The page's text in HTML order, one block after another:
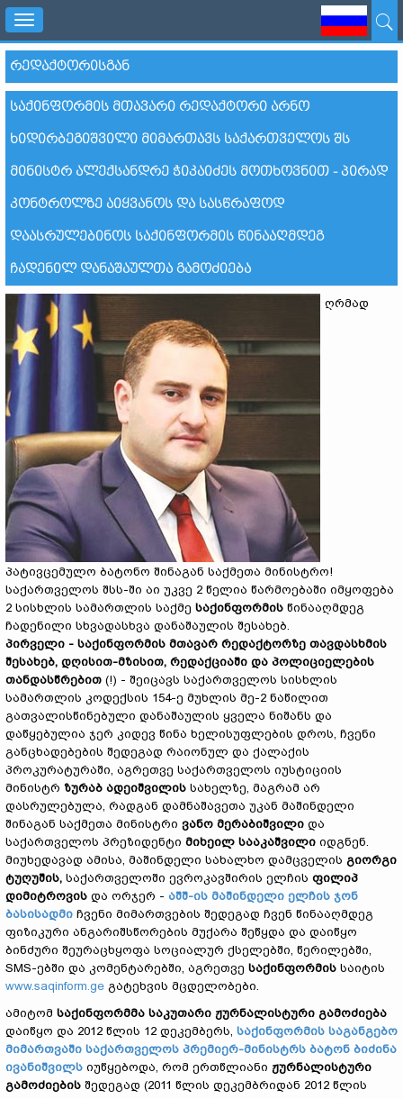
Toggle
navigation
ᲠᲔᲓᲐᲥᲢᲝᲠᲘᲡᲒᲐᲜ
ᲡᲐᲥᲘᲜᲤᲝᲠᲛᲘᲡ ᲛᲗᲐᲕᲐᲠᲘ ᲠᲔᲓᲐᲥᲢᲝᲠᲘ ᲐᲠᲜᲝ
ᲮᲘᲓᲘᲠᲑᲔᲒᲘᲨᲕᲘᲚᲘ ᲛᲘᲛᲐᲠᲗᲐᲕᲡ ᲡᲐᲥᲐᲠᲗᲕᲔᲚᲝᲡ ᲨᲡ
ᲛᲘᲜᲘᲡᲢᲠ ᲐᲚᲔᲥᲡᲐᲜᲓᲠᲔ ᲭᲘᲙᲐᲘᲫᲔᲡ ᲛᲝᲗᲮᲝᲕᲜᲘᲗ - ᲞᲘᲠᲐᲓ
ᲙᲝᲜᲢᲠᲝᲚᲖᲔ ᲐᲘᲧᲕᲐᲜᲝᲡ ᲓᲐ ᲡᲐᲡᲬᲠᲐᲤᲝᲓ
ᲓᲐᲐᲡᲠᲣᲚᲔᲑᲘᲜᲝᲡ ᲡᲐᲥᲘᲜᲤᲝᲠᲛᲘᲡ ᲬᲘᲜᲐᲐᲦᲛᲓᲔᲒ
ᲩᲐᲓᲔᲜᲘᲚ ᲓᲐᲜᲐᲨᲐᲣᲚᲗᲐ ᲒᲐᲛᲝᲫᲘᲔᲑᲐ
ღრმად
პატივცემულო ბატონო შინაგან საქმეთა მინისტრო!
საქართველოს შსს-ში აი უკვე 2 წელია წარმოებაში იმყოფება
2 სისხლის სამართლის საქმე საქინფორმის წინააღმდეგ
ჩადენილი სხვადასხვა დანაშაულის შესახებ.
პირველი - საქინფორმის მთავარ რედაქტორზე თავდასხმის
შესახებ, დღისით-მზისით, რედაქციაში და პოლიციელების
თანდასწრებით (!) - შეიცავს საქართველოს სისხლის
სამართლის კოდექსის 154-ე მუხლის მე-2 ნაწილით
გათვალისწინებული დანაშაულის ყველა ნიშანს და
დაწყებულია ჯერ კიდევ წინა ხელისუფლების დროს, ჩვენი
განცხადებების შედეგად რაიონულ და ქალაქის
პროკურატურაში, აგრეთვე საქართველოს იუსტიციის
მინისტრ ზურაბ ადეიშვილის სახელზე, მაგრამ არ
დასრულებულა, რადგან დამნაშავეთა უკან მაშინდელი
შინაგან საქმეთა მინისტრი ვანო მერაბიშვილი და
საქართველოს პრეზიდენტი მიხეილ სააკაშვილი იდგნენ.
მიუხედავად ამისა, მაშინდელი სახალხო დამცველის გიორგი
ტუღუშის, საქართველოში ევროკავშირის ელჩის ფილიპ
დიმიტროვის და ორჯერ - აშშ-ის მაშინდელი ელჩის ჯონ
ბასისადმი ჩვენი მიმართვების შედეგად ჩვენ წინააღმდეგ
ფიზიკური ანგარიშსწორების მუქარა შეწყდა და დაიწყო
ბინძური შეურაცხყოფა სოციალურ ქსელებში, წერილებში,
SMS-ებში და კომენტარებში, აგრეთვე საქინფორმის საიტის
www.saqinform.ge გატეხვის მცდელობები.
ამიტომ საქინფორმმა საკუთარი ჟურნალისტური გამოძიება
დაიწყო და 2012 წლის 12 დეკემბერს, საქინფორმის საგანგებო
მიმართვაში საქართველოს პრემიერ-მინისტრს ბატონ ბიძინა
ივანიშვილს იუწყებოდა, რომ ერთწლიანი ჟურნალისტური
გამოძიების შედეგად (2011 წლის დეკემბრიდან 2012 წლის